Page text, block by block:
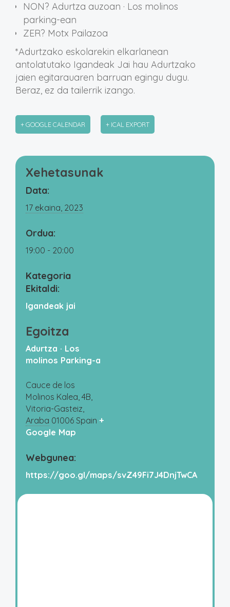
NON? Adurtza auzoan · Los molinos
parking-ean
ZER? Motx Pailazoa
*Adurtzako eskolarekin elkarlanean
antolatutako Igandeak Jai hau Adurtzako
jaien egitarauaren barruan egingu dugu.
Beraz, ez da tailerrik izango.
+ GOOGLE CALENDAR + ICAL EXPORT
Xehetasunak
Data:
17 ekaina, 2023
Ordua:
19:00 - 20:00
Kategoria
Ekitaldi:
Igandeak jai
Egoitza
Adurtza · Los
molinos Parking-a
Cauce de los
Molinos Kalea, 4B,
Vitoria-Gasteiz,
Araba 01006 Spain +
Google Map
Webgunea:
https://goo.gl/maps/svZ49Fi7J4DnjTwCA